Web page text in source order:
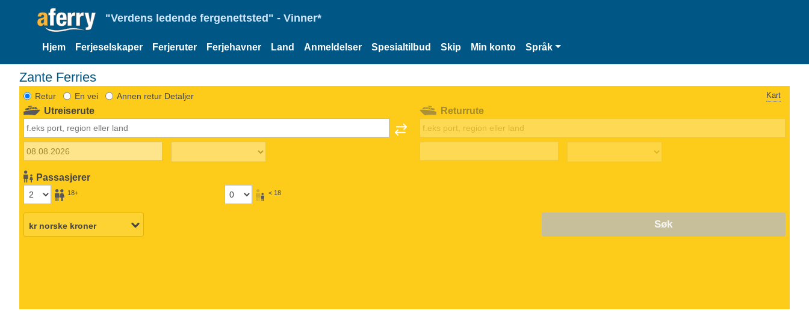
"Verdens ledende fergenettsted" - Vinner*
Hjem Ferjeselskaper Ferjeruter Ferjehavner Land Anmeldelser Spesialtilbud Skip Min konto Språk
Zante Ferries
Retur En vei Annen retur Detaljer Kart
Utreiserute
Passasjerer
18+ < 18
Returrute
Søk